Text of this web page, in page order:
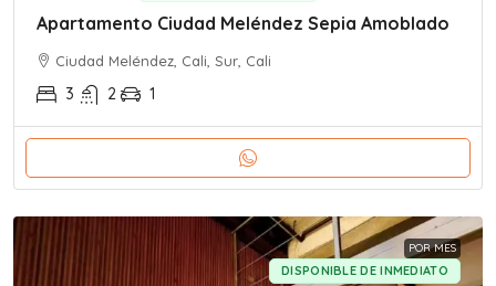
Apartamento Ciudad Meléndez Sepia Amoblado
Ciudad Meléndez, Cali, Sur, Cali
3 2 1
POR MES
DISPONIBLE DE INMEDIATO